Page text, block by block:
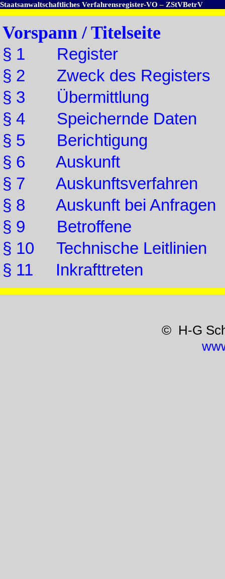
Staatsanwaltschaftliches Verfahrensregister-VO – ZStVBetrV
Vorspann / Titelseite
§ 1 Register
§ 2 Zweck des Registers
§ 3 Übermittlung
§ 4 Speichernde Daten
§ 5 Berichtigung
§ 6 Auskunft
§ 7 Auskunftsverfahren
§ 8 Auskunft bei Anfragen
§ 9 Betroffene
§ 10 Technische Leitlinien
§ 11 Inkrafttreten
© H-G